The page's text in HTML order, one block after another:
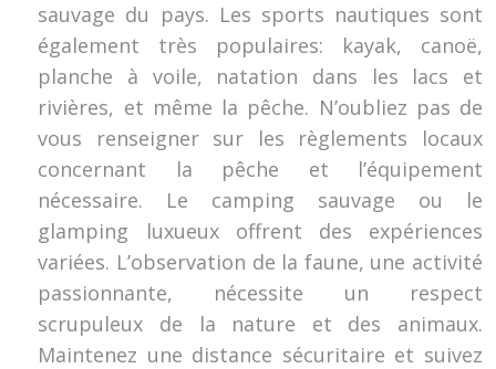
sauvage du pays. Les sports nautiques sont
également très populaires: kayak, canoë,
planche à voile, natation dans les lacs et
rivières, et même la pêche. N’oubliez pas de
vous renseigner sur les règlements locaux
concernant la pêche et l’équipement
nécessaire. Le camping sauvage ou le
glamping luxueux offrent des expériences
variées. L’observation de la faune, une activité
passionnante, nécessite un respect
scrupuleux de la nature et des animaux.
Maintenez une distance sécuritaire et suivez